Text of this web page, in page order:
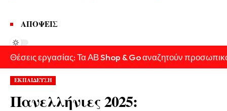
ΑΠΟΨΕΙΣ
Θέσεις εργασίας: Τα ΑΒ Shop & Go αναζητούν
ΕΚΠΑΙΔΕΥΣΗ
Πανελλήνιες 2025: